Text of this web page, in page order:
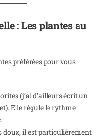
: Les plantes au
préférées pour vous
(j’ai d’ailleurs écrit un
Elle régule le rythme
doux, il est particulièrement